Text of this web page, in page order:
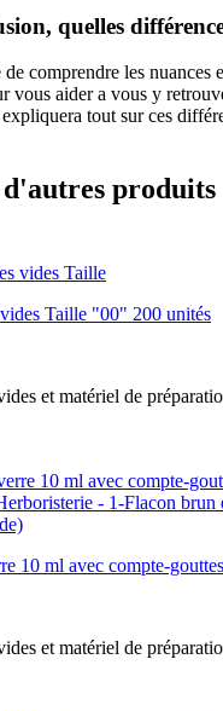
quelles
comprendre les nuances
vous aider a vous y
tout sur ces
d'autres produits
Taille "00" 200 unités
et matériel de
10 ml avec compte-
et matériel de